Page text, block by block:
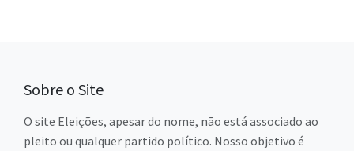
Sobre o Site
O site Eleições, apesar do nome, não está associado ao
pleito ou qualquer partido político. Nosso objetivo é